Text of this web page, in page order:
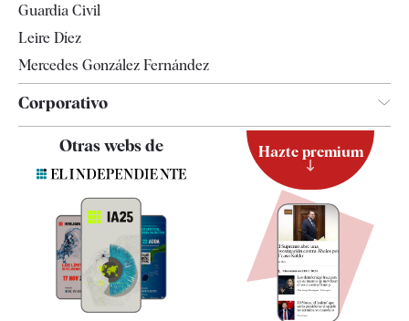
Guardia Civil
Leire Díez
Mercedes González Fernández
Corporativo
Quiénes somos
Especificaciones
Otras webs de Hazte premium